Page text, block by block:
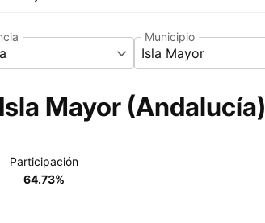
Isla Mayor
Municipio
Mayor (Andalucía)
Participación
64.73%